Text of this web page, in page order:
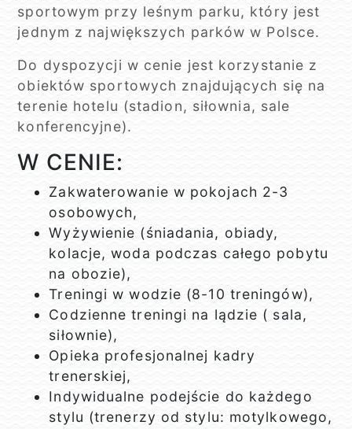
sportowym przy leśnym parku, który jest
jednym z największych parków w Polsce.
Do dyspozycji w cenie jest korzystanie z
obiektów sportowych znajdujących się na
terenie hotelu (stadion, siłownia, sale
konferencyjne).
W CENIE:
Zakwaterowanie w pokojach 2-3
osobowych,
Wyżywienie (śniadania, obiady,
kolacje, woda podczas całego pobytu
na obozie),
Treningi w wodzie (8-10 treningów),
Codzienne treningi na lądzie ( sala,
siłownie),
Opieka profesjonalnej kadry
trenerskiej,
Indywidualne podejście do każdego
stylu (trenerzy od stylu: motylkowego,